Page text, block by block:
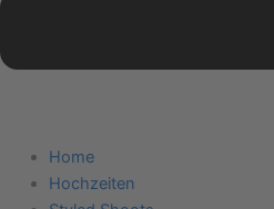
Home
Hochzeiten